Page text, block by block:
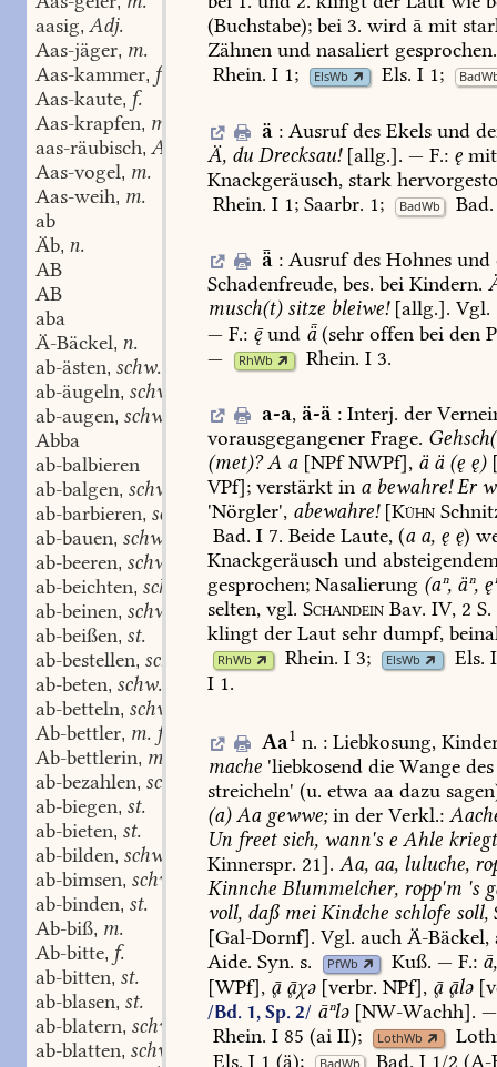
aasig, Adj.
Aas-jäger, m.
Aas-kammer, f.
Aas-kaute, f.
Aas-krapfen, m.
aas-räubisch, Adj.
Aas-vogel, m.
Aas-weih, m.
ab
Äb, n.
AB
AB
aba
Ä-Bäckel, n.
ab-ästen, schw.
ab-äugeln, schw.
ab-augen, schw.
Abba
ab-balbieren
ab-balgen, schw.
ab-barbieren, schw.
ab-bauen, schw.
ab-beeren, schw.
ab-beichten, schw.
ab-beinen, schw.
ab-beißen, st.
ab-bestellen, schw.
ab-beten, schw.
ab-betteln, schw.
Ab-bettler, m. f.
Ab-bettlerin, m. f.
ab-bezahlen, schw.
ab-biegen, st.
ab-bieten, st.
ab-bilden, schw.
ab-bimsen, schw.
ab-binden, st.
Ab-biß, m.
Ab-bitte, f.
ab-bitten, st.
ab-blasen, st.
ab-blatern, schw.
ab-blatten, schw.
(Buchstabe); bei 3. wird ā mit
Zähnen und nasaliert gesprochen.
Rhein. I 1; ElsWb Els. I 1;
ä :AusrufdesEkelsund
Ä, du Drecksau![allg.]. — F.: ę mit
Knackgeräusch, stark
Rhein. I 1; Saarbr. 1; BadWb Bad.
ǟ :AusrufdesHohnesund
Schadenfreude, bes. bei Kindern.
musch(t)sitze bleiwe![allg.]. Vgl.
— F.: und ǟ(sehr offen bei den
—
RhWb Rhein. I 3.
a-a, ä-ä :Interj. der
vorausgegangener Frage.
(met)?A a[NPfNWPf], ää(ę ę)
VPf]; verstärkt in abewahre!Er
'Nörgler', abewahre![Kühn
Bad. I 7. Beide Laute, (aa, ę ę)
Knackgeräusch und
gesprochen; Nasalierung (aⁿ, äⁿ,
selten, vgl. Schandein Bav. IV, 2 S.
klingt der Laut sehr dumpf,
RhWb Rhein. I 3; ElsWb Els. I
I 1.
Aa1 n. :Liebkosung,
mache 'liebkosend die Wange des
streicheln' (u. etwa aa dazu
(a)Aagewwe;in der Verkl.:
Un freetsich, wann's e Ahle kriegt
Kinnerspr. 21]. Aa, aa, luluche,
Kinnche Blummelcher, ropp'm 's
voll, daßmeiKindche schlofe soll,
[Gal-Dornf]. Vgl. auch Ä-Bäckel,
Aide. Syn. s. PfWb Kuß. — F.: ā,
[WPf], χə[verbr. NPf], lə
/Bd. 1, Sp. 2/ āⁿlə[NW-Wachh]. —
Rhein. I 85 (ai II); LothWb
Els. I 1 (ä); Bad. I1/2 (A-